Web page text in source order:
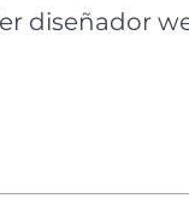
diseñador